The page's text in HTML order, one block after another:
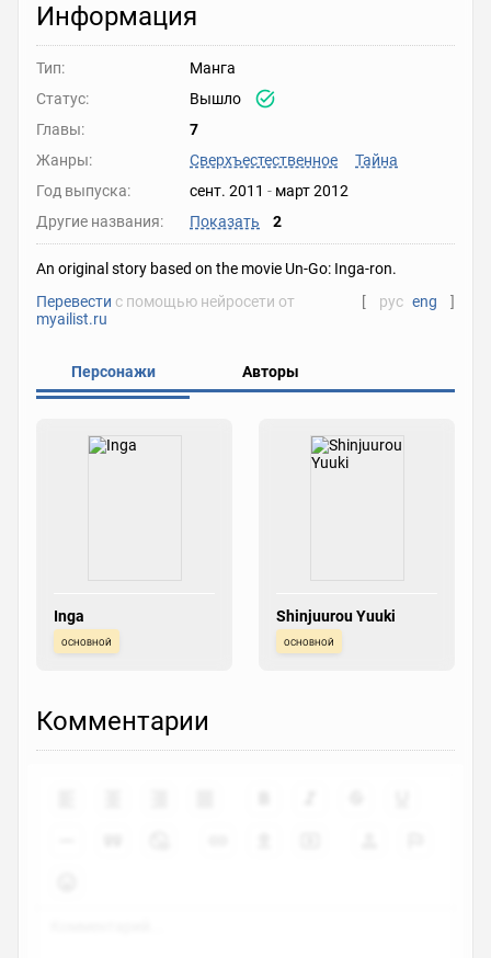
Информация
Тип:
Манга
Статус:
Вышло
Главы:
7
Жанры:
Сверхъестественное
Тайна
Год выпуска:
сент. 2011 - март 2012
Другие названия:
Показать 2
An original story based on the movie Un-Go: Inga-ron.
Перевести с помощью нейросети от
myailist.ru
[ рус eng ]
Персонажи Авторы
Inga
основной
Shinjuurou Yuuki
основной
Комментарии